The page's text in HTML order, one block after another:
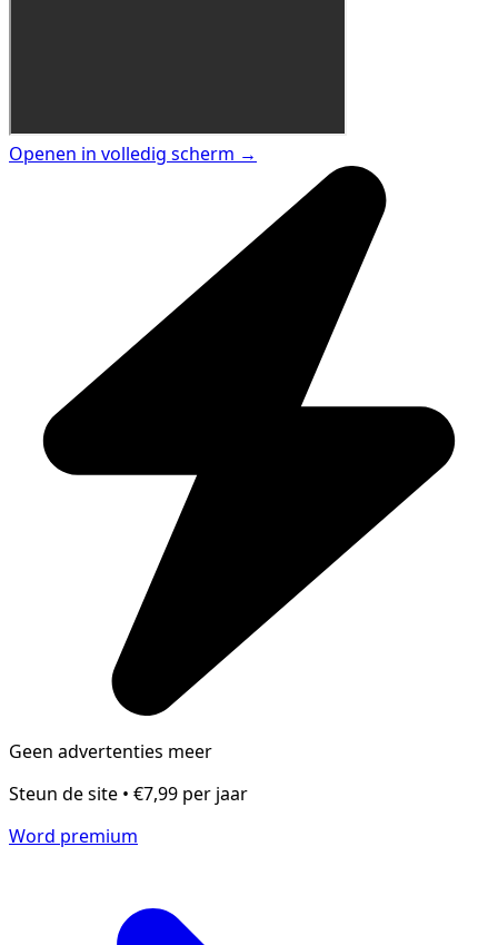
Openen in volledig scherm →
Geen advertenties meer
Steun de site • €7,99 per jaar
Word premium